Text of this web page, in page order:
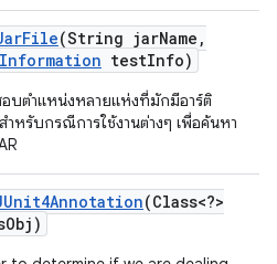
File(String jarName ,
Information testInfo)
อบตำแหน่งหลายแห่งที่มักมีอาร์ติ
ำหรับกรณีการใช้งานต่างๆ เพื่อค้นหา
(Class<?>
Obj)